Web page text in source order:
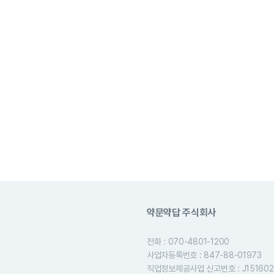
약문약답 주식회사
전화 : 070-4801-1200
사업자등록번호 : 847-88-01973
직업정보제공사업 신고번호 :